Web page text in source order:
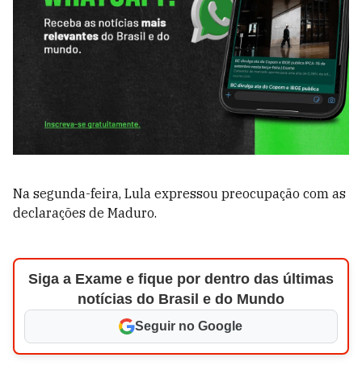
Na segunda-feira, Lula expressou preocupação com as
declarações de Maduro.
Siga a Exame e fique por dentro das últimas
notícias do Brasil e do Mundo
Seguir no Google